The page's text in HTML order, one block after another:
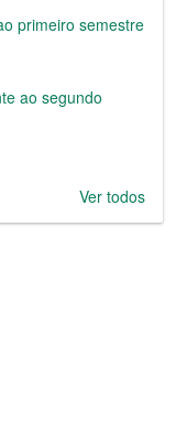
primeiro semestre
ao segundo
Ver todos